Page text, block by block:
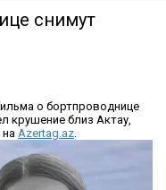
снимут
о бортпроводнице
крушение близ Актау,
Azertag.az.